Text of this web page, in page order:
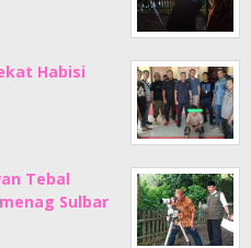
Habisi
Tebal
Sulbar